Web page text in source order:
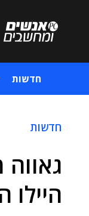
חדשות
חדשות
היילו